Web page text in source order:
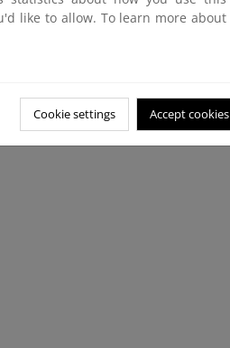
like to allow. To learn more about
Cookie settings Accept cookies